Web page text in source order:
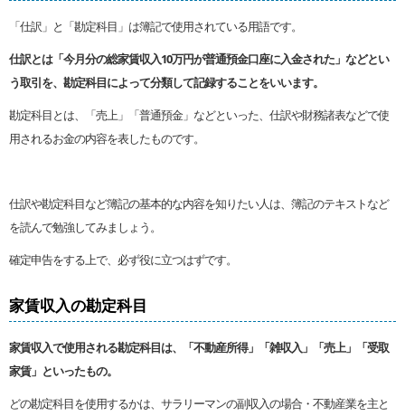
「仕訳」と「勘定科目」は簿記で使用されている用語です。
仕訳とは「今月分の総家賃収入10万円が普通預金口座に入金された」などとい
う取引を、勘定科目によって分類して記録することをいいます。
勘定科目とは、「売上」「普通預金」などといった、仕訳や財務諸表などで使
用されるお金の内容を表したものです。
仕訳や勘定科目など簿記の基本的な内容を知りたい人は、簿記のテキストなど
を読んで勉強してみましょう。
確定申告をする上で、必ず役に立つはずです。
家賃収入の勘定科目
家賃収入で使用される勘定科目は、「不動産所得」「雑収入」「売上」「受取
家賃」といったもの。
どの勘定科目を使用するかは、サラリーマンの副収入の場合・不動産業を主と